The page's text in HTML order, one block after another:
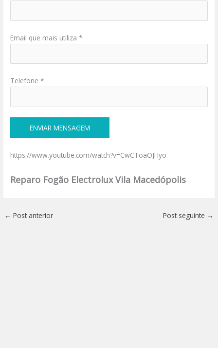
Email que mais utiliza *
Telefone *
https://www.youtube.com/watch?v=CwCToaOJHyo
Reparo Fogão Electrolux Vila Macedópolis
← Post anterior Post seguinte →